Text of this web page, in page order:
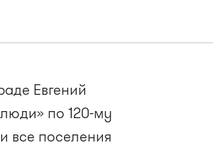
Евгений
по 120-му
все поселения